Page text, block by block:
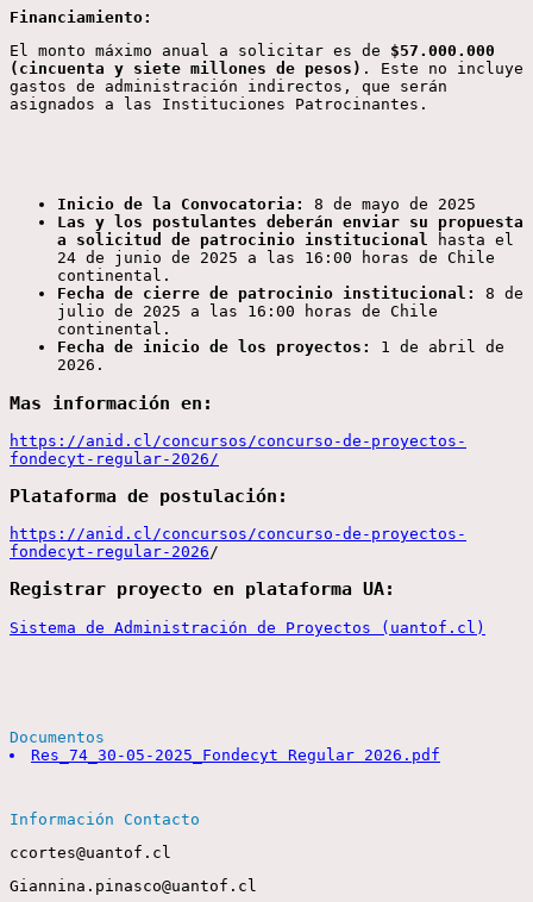
Financiamiento:
El monto máximo anual a solicitar es de $57.000.000
(cincuenta y siete millones de pesos) . Este no incluye
gastos de administración indirectos, que serán
asignados a las Instituciones Patrocinantes.
Inicio de la Convocatoria:
8 de mayo de 2025
Las y los postulantes deberán enviar su propuesta
a solicitud de patrocinio institucional hasta el
24 de junio de 2025 a las 16:00 horas de Chile
continental.
Fecha de cierre de patrocinio institucional:
8 de
julio de 2025 a las 16:00 horas de Chile
continental.
Fecha de inicio de los proyectos:
1 de abril de
2026.
Mas información en:
https://anid.cl/concursos/concurso-de-proyectos-
fondecyt-regular-2026/
Plataforma de postulación:
https://anid.cl/concursos/concurso-de-proyectos-
fondecyt-regular-2026/
Registrar proyecto en plataforma UA:
Sistema de Administración de Proyectos (uantof.cl)
Documentos
Res_74_30-05-2025_Fondecyt Regular 2026.pdf
Información Contacto
ccortes@uantof.cl
Giannina.pinasco@uantof.cl